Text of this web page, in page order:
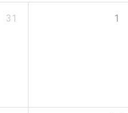
31 1